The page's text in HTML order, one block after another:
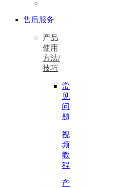
售后服务
产品
使用
方法/
技巧
常
见
问
题
视
频
教
程
产